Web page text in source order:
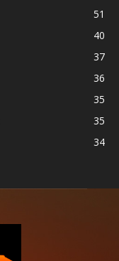
51
40
37
36
35
35
34